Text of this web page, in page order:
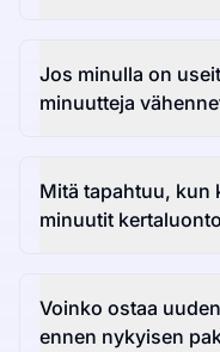
Jos minulla on
minuutteja
Mitä tapahtuu, kun
minuutit
Voinko ostaa
ennen nykyisen